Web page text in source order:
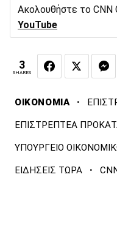
Ακολουθήστε το CNN
YouTube
3
SHARES
ΟΙΚΟΝΟΜΙΑ ·
ΕΠΙΣΤΡΕΠΤΕΑ
ΥΠΟΥΡΓΕΙΟ
ΕΙΔΗΣΕΙΣ ΤΩΡΑ ·